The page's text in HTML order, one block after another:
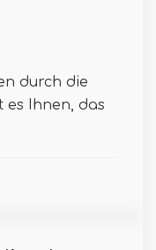
durch die
es Ihnen, das